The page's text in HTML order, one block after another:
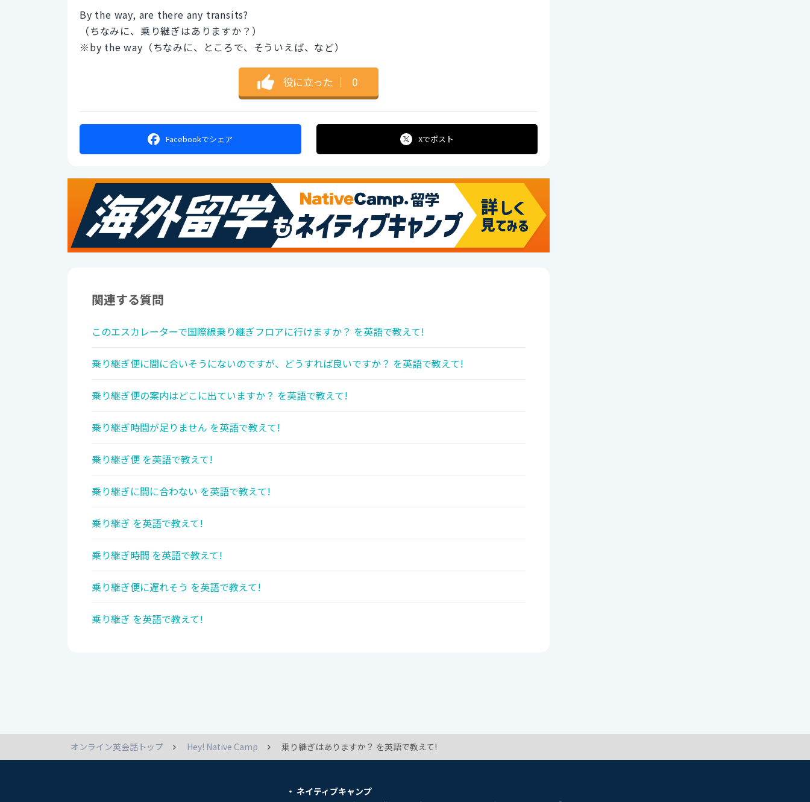
By the way, are there any transits?
（ちなみに、乗り継ぎはありますか？）
※by the way（ちなみに、ところで、そういえば、など）
役に立った ｜ 0
Facebookでシェア Xでポスト
関連する質問
このエスカレーターで国際線乗り継ぎフロアに行けますか？ を英語で教えて!
乗り継ぎ便に間に合いそうにないのですが、どうすれば良いですか？ を英語で教えて!
乗り継ぎ便の案内はどこに出ていますか？ を英語で教えて!
乗り継ぎ時間が足りません を英語で教えて!
乗り継ぎ便 を英語で教えて!
乗り継ぎに間に合わない を英語で教えて!
乗り継ぎ を英語で教えて!
乗り継ぎ時間 を英語で教えて!
乗り継ぎ便に遅れそう を英語で教えて!
乗り継ぎ を英語で教えて!
オンライン英会話トップ Hey! Native Camp 乗り継ぎはありますか？ を英語で教えて!
ネイティブキャンプ